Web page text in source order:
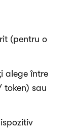
(pentru o
alege între
sau